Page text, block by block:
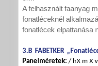
A felhasznált faanyag
fonatléceknél
fonatlécek elpattanása
3.B FABETKER
Panelméretek: / hX m X